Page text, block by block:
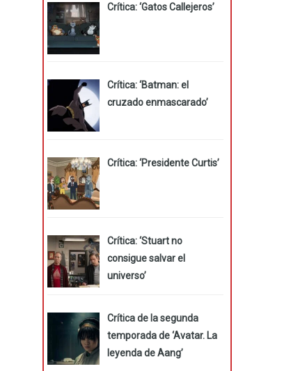
Crítica: ‘Gatos Callejeros’
Crítica: ‘Batman: el
cruzado enmascarado’
Crítica: ‘Presidente Curtis’
Crítica: ‘Stuart no
consigue salvar el
universo’
Crítica de la segunda
temporada de ‘Avatar. La
leyenda de Aang’